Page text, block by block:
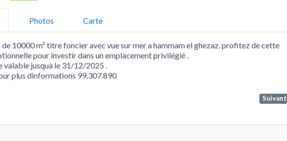
Photos Carte
10000 m² titre foncier avec vue sur mer a hammam el ghezaz. profitez de cette
pour investir dans un emplacement privilégié .
jusquà le 31/12/2025 .
plus dinformations 99.307.890
Suivant